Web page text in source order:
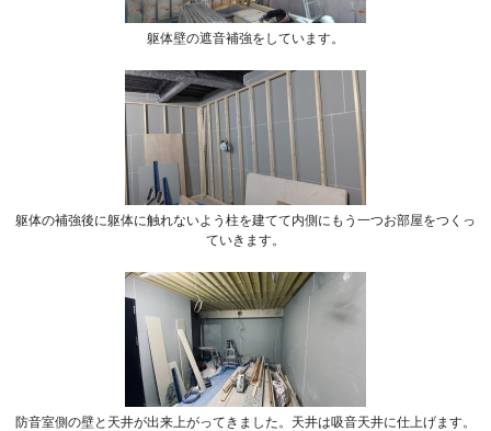
躯体壁の遮音補強をしています。
躯体の補強後に躯体に触れないよう柱を建てて内側にもう一つお部屋をつくっ
ていきます。
防音室側の壁と天井が出来上がってきました。天井は吸音天井に仕上げます。